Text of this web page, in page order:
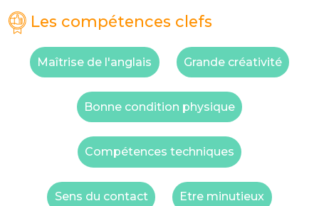
Les compétences clefs
Maîtrise de l'anglais Grande créativité
Bonne condition physique
Compétences techniques
Sens du contact Etre minutieux